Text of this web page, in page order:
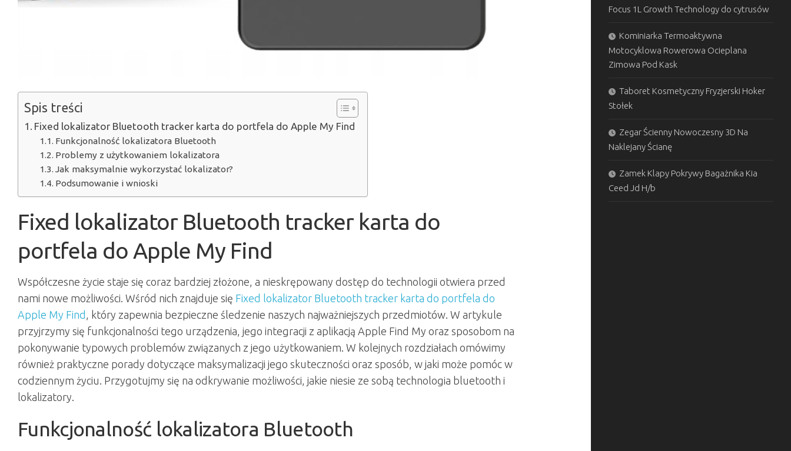
Spis treści
Fixed lokalizator Bluetooth tracker karta do portfela do Apple My Find
Funkcjonalność lokalizatora Bluetooth
Problemy z użytkowaniem lokalizatora
Jak maksymalnie wykorzystać lokalizator?
Podsumowanie i wnioski
Fixed lokalizator Bluetooth tracker karta do
portfela do Apple My Find
Współczesne życie staje się coraz bardziej złożone, a nieskrępowany dostęp do technologii otwiera przed
nami nowe możliwości. Wśród nich znajduje się Fixed lokalizator Bluetooth tracker karta do portfela do
Apple My Find , który zapewnia bezpieczne śledzenie naszych najważniejszych przedmiotów. W artykule
przyjrzymy się funkcjonalności tego urządzenia, jego integracji z aplikacją Apple Find My oraz sposobom na
pokonywanie typowych problemów związanych z jego użytkowaniem. W kolejnych rozdziałach omówimy
również praktyczne porady dotyczące maksymalizacji jego skuteczności oraz sposób, w jaki może pomóc w
codziennym życiu. Przygotujmy się na odkrywanie możliwości, jakie niesie ze sobą technologia bluetooth i
lokalizatory.
Funkcjonalność lokalizatora Bluetooth
Focus 1L Growth Technology do cytrusów
Kominiarka Termoaktywna
Motocyklowa Rowerowa Ocieplana
Zimowa Pod Kask
Taboret Kosmetyczny Fryzjerski Hoker
Stołek
Zegar Ścienny Nowoczesny 3D Na
Naklejany Ścianę
Zamek Klapy Pokrywy Bagażnika Kia
Ceed Jd H/b